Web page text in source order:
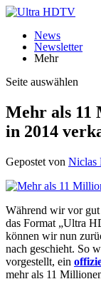
News
Newsletter
Mehr
Seite auswählen
Mehr als
in 2014
Gepostet von Niclas
Während wir vor gut
das Format „Ultra
können wir nun
nach geschieht. So
vorgestellt, ein
mehr als 11